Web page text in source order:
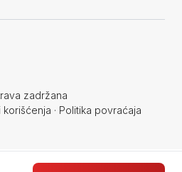
zadržana
korišćenja · Politika povraćaja